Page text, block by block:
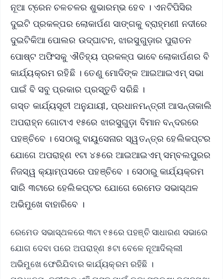
ନୂଆ ଟ୍ରେନ ଚଳଚଳର ଶୁଭାରମ୍ଭ ହେବ । ଏନଟିପିସିର
ଦୁଇଟି ପ୍ରକଳ୍ପର ଲୋକାର୍ପଣ ସାଙ୍ଗକୁ ବ୍ରାହ୍ମଣୀ ନଦୀରେ
ଦୁଇଟିକିଆ ପୋଲର ଉଦ୍ଘାଟନ, ଝାରସୁଗୁଡ଼ାର ପୁରାତନ
ପୋଷ୍ଟ ଅଫିସକୁ ଐତିହ୍ୟ ପ୍ରକଳ୍ପ ଭାବେ ଲୋକାର୍ପଣର ବି
କାର୍ଯ୍ୟକ୍ରମ ରହିଛି । ତେଣୁ ମୋଦିଙ୍କ ଆଇଆଇଏମ୍ ସଭା
ପାଇଁ ବି ସବୁ ପ୍ରକାର ପ୍ରସ୍ତୁତି ସରିଛି ।
ଗସ୍ତ କାର୍ଯ୍ୟସୂଚୀ ଅନୁଯାୟୀ, ପ୍ରଧାନମନ୍ତ୍ରୀ ଆସନ୍ତାକାଲି
ଅପରାହ୍ନ ଗୋଟାଏ ୧୫ରେ ଝାରସୁଗୁଡ଼ା ବିମାନ ବନ୍ଦରରେ
ପହଞ୍ଚିବେ । ସେଠାରୁ ବାୟୁସେନାର ସ୍ୱତନ୍ତ୍ର ହେଲିକପ୍ଟର
ଯୋଗେ ଅପରାହ୍ଣ ୧ଟା ୪୫ରେ ଆଇଆଇଏମ୍ ସମ୍ବଲପୁରର
ନିଜସ୍ୱ କ୍ୟାମ୍ପସରେ ପହଞ୍ଚିବେ । ସେଠାରୁ କାର୍ଯ୍ୟକ୍ରମ
ସାରି ୩ଟାରେ ହେଲିକପ୍ଟର ଯୋଗେ ରେମେଡ ସଭାସ୍ଥଳ
ଅଭିମୁଖେ ବାହାରିବେ ।
ରେମେଡ ସଭାସ୍ଥଳରେ ୩ଟା ୧୫ରେ ପହଞ୍ଚି ସାଧାରଣ ସଭାରେ
ଯୋଗ ଦେବା ପରେ ଅପରାହ୍ଣ ୫ଟା ବେଳେ ନୂଆଦିଲ୍ଲୀ
ଅଭିମୁଖେ ଫେରିଯିବାର କାର୍ଯ୍ୟକ୍ରମ ରହିଛି ।